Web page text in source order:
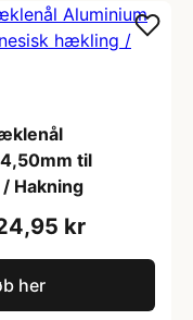
til
Hakning
kr
her